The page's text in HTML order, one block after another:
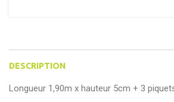
DESCRIPTION
Longueur 1,90m x hauteur 5cm + 3